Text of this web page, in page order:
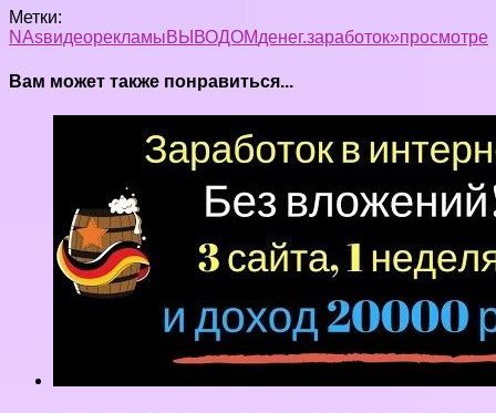
Метки:
NAsвидеорекламыВЫВОДОМденег.заработок»просмотре
Вам может также понравиться...